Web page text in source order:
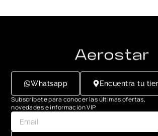
Whatsapp Encuentra tu
Subscríbete para conocer las últimas ofertas,
novedades e información VIP